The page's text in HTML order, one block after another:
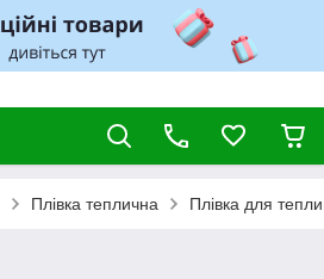
Плівка теплична Плівка для